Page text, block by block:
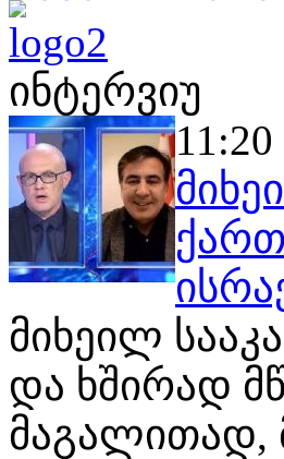
ინტერვიუ
მიხეილ
და ხშირად
მაგალითად,